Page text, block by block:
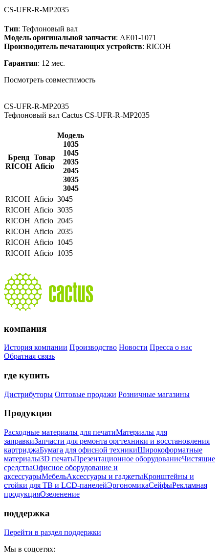
CS-UFR-R-MP2035
Тип: Тефлоновый вал
Модель оригинальной запчасти: AE01-1071
Производитель печатающих устройств: RICOH
Гарантия: 12 мес.
Посмотреть совместимость
CS-UFR-R-MP2035
Тефлоновый вал Cactus CS-UFR-R-MP2035
Бренд
RICOH
Товар
Aficio
Модель
1035
1045
2035
2045
3035
3045
RICOH Aficio 3045
RICOH Aficio 3035
RICOH Aficio 2045
RICOH Aficio 2035
RICOH Aficio 1045
RICOH Aficio 1035
компания
История компании Производство Новости Пресса о нас
Обратная связь
где купить
Дистрибуторы Оптовые продажи Розничные магазины
Продукция
Расходные материалы для печатиМатериалы для
заправкиЗапчасти для ремонта оргтехники и восстановления
картриджаБумага для офисной техникиШирокоформатные
материалы3D печатьПрезентационное оборудованиеЧистящие
средстваОфисное оборудование и
аксессуарыМебельАксессуары и гаджетыКронштейны и
стойки для ТВ и LCD-панелейЭргономикаСейфыРекламная
продукцияОзеленение
поддержка
Перейти в раздел поддержки
Мы в соцсетях: